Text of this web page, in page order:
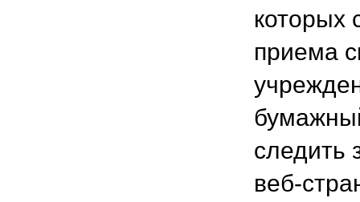
которых
приема
следить
веб-